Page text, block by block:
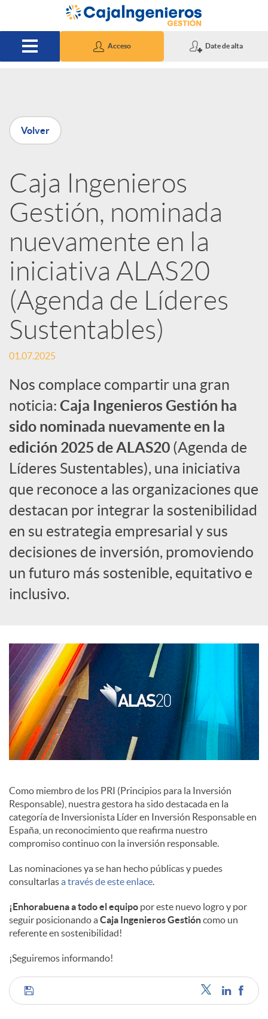
Saltar al contenido principal
Acceso Date de alta
P
u
b
l
i
c
a
d
o
r
d
e
c
o
n
t
e
n
i
d
o
s
Volver
Caja Ingenieros
Gestión, nominada
nuevamente en la
iniciativa ALAS20
(Agenda de Líderes
Sustentables)
01.07.2025
Nos complace compartir una gran
noticia: Caja Ingenieros Gestión ha
sido nominada nuevamente en la
edición 2025 de ALAS20 (Agenda de
Líderes Sustentables), una iniciativa
que reconoce a las organizaciones que
destacan por integrar la sostenibilidad
en su estrategia empresarial y sus
decisiones de inversión, promoviendo
un futuro más sostenible, equitativo e
inclusivo.
Como miembro de los PRI (Principios para la Inversión
Responsable), nuestra gestora ha sido destacada en la
categoría de Inversionista Líder en Inversión Responsable en
España, un reconocimiento que reafirma nuestro
compromiso continuo con la inversión responsable.
Las nominaciones ya se han hecho públicas y puedes
consultarlasa través de este enlace.
¡Enhorabuena a todo el equipo por este nuevo logro y por
seguir posicionando aCaja Ingenieros Gestióncomo un
referente en sostenibilidad!
¡Seguiremos informando!
C